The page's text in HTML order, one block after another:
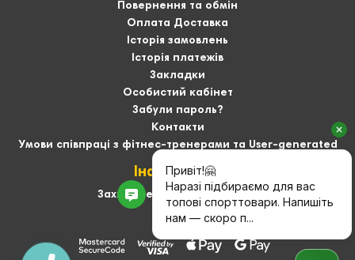
Повернення та обмін
Оплата Доставка
Історія замовлень
Історія платежів
Закладки
Особистий кабінет
Забули пароль?
Контакти
Умови співпраці з фітнес-тренерами та User-generated
Інформація
Захист персональних даних